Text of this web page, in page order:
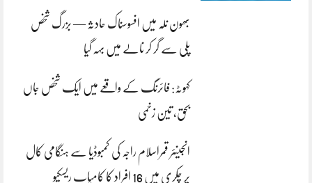
بھون نلہ میں افسوسناک حادثہ — بزرگ شخص
پلی سے گر کر نالے میں بہہ گیا
کہوٹہ: فائرنگ کے واقعے میں ایک شخص جاں
بحق، تین زخمی
انجینئر قمراسلام راجہ کی کمبوڈیا سے ہنگامی کال
پر چکری میں 16 افراد کا کامیاب ریسکیو